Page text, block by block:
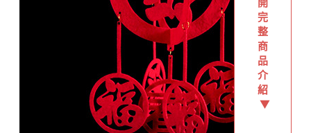
完
整
商
品
介
紹
▼